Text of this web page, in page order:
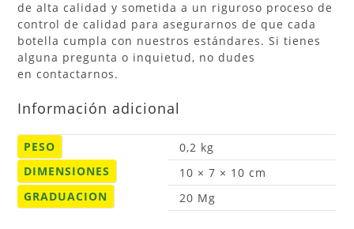
de alta calidad y sometida a un riguroso proceso de
control de calidad para asegurarnos de que cada
botella cumpla con nuestros estándares. Si tienes
alguna pregunta o inquietud, no dudes
en contactarnos.
Información adicional
PESO
0,2 kg
DIMENSIONES
10 × 7 × 10 cm
GRADUACION
20 Mg